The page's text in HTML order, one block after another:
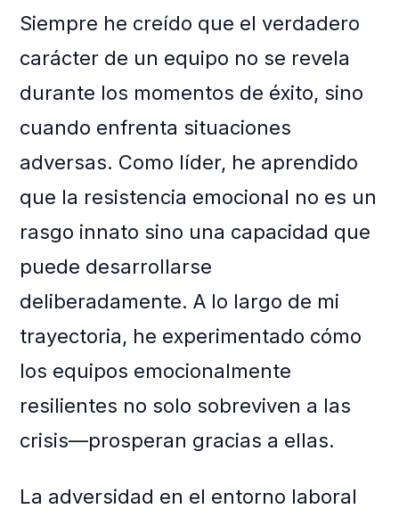
Siempre he creído que el verdadero
carácter de un equipo no se revela
durante los momentos de éxito, sino
cuando enfrenta situaciones
adversas. Como líder, he aprendido
que la resistencia emocional no es un
rasgo innato sino una capacidad que
puede desarrollarse
deliberadamente. A lo largo de mi
trayectoria, he experimentado cómo
los equipos emocionalmente
resilientes no solo sobreviven a las
crisis—prosperan gracias a ellas.
La adversidad en el entorno laboral